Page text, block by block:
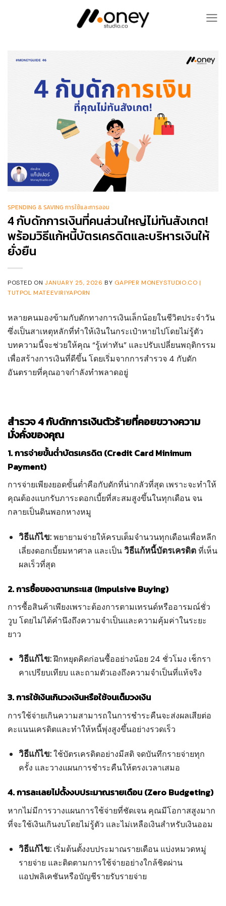
SPENDING & SAVING การใช้และการออม
4 กับดักการเงินที่คนส่วนใหญ่ไม่ทันสังเกต!
พร้อมวิธีแก้หนี้บัตรเครดิตและบริหารเงินให้
ยั่งยืน
POSTED ON JANUARY 25, 2026 BY GAPPER MONEYSTUDIO.CO |
TUTPOL MATEEVIRIYAPORN
หลายคนมองข้ามกับดักทางการเงินเล็กน้อยในชีวิตประจำวัน
ซึ่งเป็นสาเหตุหลักที่ทำให้เงินในกระเป๋าหายไปโดยไม่รู้ตัว
บทความนี้จะช่วยให้คุณ “รู้เท่าทัน” และปรับเปลี่ยนพฤติกรรม
เพื่อสร้างการเงินที่ดีขึ้น โดยเริ่มจากการสำรวจ 4 กับดัก
อันตรายที่คุณอาจกำลังทำพลาดอยู่
สำรวจ 4 กับดักการเงินตัวร้ายที่คอยขวางความ
มั่งคั่งของคุณ
1. การจ่ายขั้นต่ำบัตรเครดิต (Credit Card Minimum
Payment)
การจ่ายเพียงยอดขั้นต่ำคือกับดักที่น่ากลัวที่สุด เพราะจะทำให้
คุณต้องแบกรับภาระดอกเบี้ยที่สะสมสูงขึ้นในทุกเดือน จน
กลายเป็นดินพอกหางหมู
วิธีแก้ไข:พยายามจ่ายให้ครบเต็มจำนวนทุกเดือนเพื่อหลีก
เลี่ยงดอกเบี้ยมหาศาล และเป็นวิธีแก้หนี้บัตรเครดิตที่เห็น
ผลเร็วที่สุด
2. การซื้อของตามกระแส (Impulsive Buying)
การซื้อสินค้าเพียงเพราะต้องการตามเทรนด์หรืออารมณ์ชั่ว
วูบ โดยไม่ได้คำนึงถึงความจำเป็นและความคุ้มค่าในระยะ
ยาว
วิธีแก้ไข:ฝึกหยุดคิดก่อนซื้ออย่างน้อย 24 ชั่วโมง เช็กรา
คาเปรียบเทียบ และถามตัวเองถึงความจำเป็นที่แท้จริง
3. การใช้เงินเกินวงเงินหรือใช้จนเต็มวงเงิน
การใช้จ่ายเกินความสามารถในการชำระคืนจะส่งผลเสียต่อ
คะแนนเครดิตและทำให้หนี้พุ่งสูงขึ้นอย่างรวดเร็ว
วิธีแก้ไข:ใช้บัตรเครดิตอย่างมีสติ จดบันทึกรายจ่ายทุก
ครั้ง และวางแผนการชำระคืนให้ตรงเวลาเสมอ
4. การละเลยไม่ตั้งงบประมาณรายเดือน (Zero Budgeting)
หากไม่มีการวางแผนการใช้จ่ายที่ชัดเจน คุณมีโอกาสสูงมาก
ที่จะใช้เงินเกินงบโดยไม่รู้ตัว และไม่เหลือเงินสำหรับเงินออม
วิธีแก้ไข: เริ่มต้นตั้งงบประมาณรายเดือน แบ่งหมวดหมู่
รายจ่าย และติดตามการใช้จ่ายอย่างใกล้ชิดผ่าน
แอปพลิเคชันหรือบัญชีรายรับรายจ่าย